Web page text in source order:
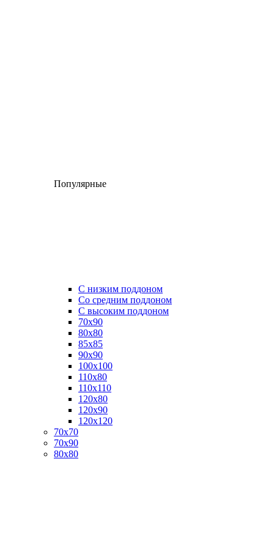
Популярные
C низким поддоном
Со средним поддоном
С высоким поддоном
70х90
80х80
85х85
90х90
100х100
110х80
110х110
120х80
120х90
120х120
70х70
70х90
80х80